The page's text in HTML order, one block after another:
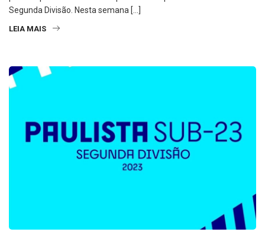
Segunda Divisão. Nesta semana […]
LEIA MAIS